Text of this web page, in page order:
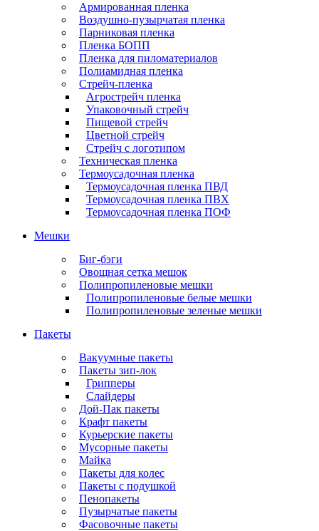
Армированная пленка
Воздушно-пузырчатая пленка
Парниковая пленка
Пленка БОПП
Пленка для пиломатериалов
Полиамидная пленка
Стрейч-пленка
Агрострейч пленка
Упаковочный стрейч
Пищевой стрейч
Цветной стрейч
Стрейч с логотипом
Техническая пленка
Термоусадочная пленка
Термоусадочная пленка ПВД
Термоусадочная пленка ПВХ
Термоусадочная пленка ПОФ
Мешки
Биг-бэги
Овощная сетка мешок
Полипропиленовые мешки
Полипропиленовые белые мешки
Полипропиленовые зеленые мешки
Пакеты
Вакуумные пакеты
Пакеты зип-лок
Грипперы
Слайдеры
Дой-Пак пакеты
Крафт пакеты
Курьерские пакеты
Мусорные пакеты
Майка
Пакеты для колес
Пакеты с подушкой
Пенопакеты
Пузырчатые пакеты
Фасовочные пакеты